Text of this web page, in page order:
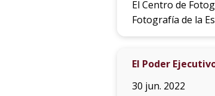
El Centro de
Fotografía de la
El Poder
30 jun. 2022